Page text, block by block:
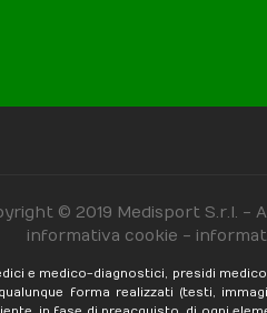
© 2019 Medisport S.r.l. -
informativa cookie -
e medico-diagnostici, presidi
forma realizzati (testi,